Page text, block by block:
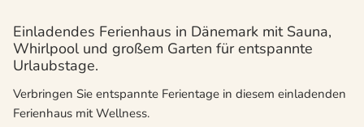
Einladendes Ferienhaus in Dänemark mit Sauna,
Whirlpool und großem Garten für entspannte
Urlaubstage.
Verbringen Sie entspannte Ferientage in diesem einladenden
Ferienhaus mit Wellness.